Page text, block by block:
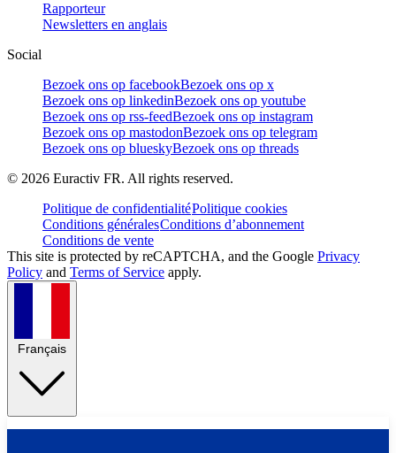
Rapporteur
Newsletters en anglais
Social
Bezoek ons op facebookBezoek ons op x
Bezoek ons op linkedinBezoek ons op youtube
Bezoek ons op rss-feedBezoek ons op instagram
Bezoek ons op mastodonBezoek ons op telegram
Bezoek ons op blueskyBezoek ons op threads
© 2026 Euractiv FR. All rights reserved.
Politique de confidentialitéPolitique cookies
Conditions généralesConditions d’abonnement
Conditions de vente
This site is protected by reCAPTCHA, and the Google Privacy
Policy and Terms of Service apply.
Français